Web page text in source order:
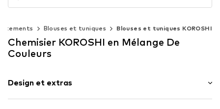
Blouses et tuniques Blouses et tuniques KOROSHI
Chemisier KOROSHI en Mélange De
Couleurs
Design et extras